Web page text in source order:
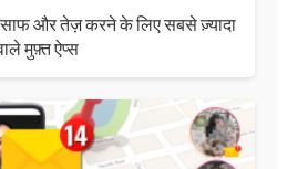
साफ और तेज़ करने के लिए सबसे ज़्यादा
मुफ़्त ऐप्स